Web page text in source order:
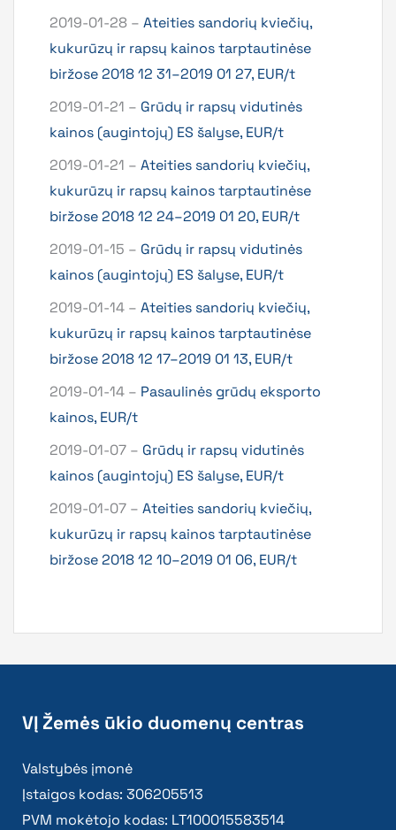
2019-01-28 – Ateities sandorių kviečių,
kukurūzų ir rapsų kainos tarptautinėse
biržose 2018 12 31–2019 01 27, EUR/t
2019-01-21 – Grūdų ir rapsų vidutinės
kainos (augintojų) ES šalyse, EUR/t
2019-01-21 – Ateities sandorių kviečių,
kukurūzų ir rapsų kainos tarptautinėse
biržose 2018 12 24–2019 01 20, EUR/t
2019-01-15 – Grūdų ir rapsų vidutinės
kainos (augintojų) ES šalyse, EUR/t
2019-01-14 – Ateities sandorių kviečių,
kukurūzų ir rapsų kainos tarptautinėse
biržose 2018 12 17–2019 01 13, EUR/t
2019-01-14 – Pasaulinės grūdų eksporto
kainos, EUR/t
2019-01-07 – Grūdų ir rapsų vidutinės
kainos (augintojų) ES šalyse, EUR/t
2019-01-07 – Ateities sandorių kviečių,
kukurūzų ir rapsų kainos tarptautinėse
biržose 2018 12 10–2019 01 06, EUR/t
VĮ Žemės ūkio duomenų centras
Valstybės įmonė
Įstaigos kodas: 306205513
PVM mokėtojo kodas: LT100015583514